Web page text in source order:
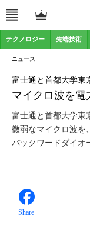
テクノロジー 先端技術
ニュース
マイクロ波を電
富士通と首都大学東
富士通と首都大学東
微弱なマイクロ波を
バックワードダイオ
Share